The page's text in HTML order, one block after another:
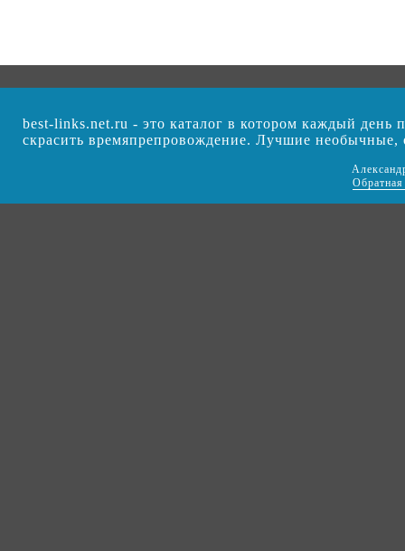
best-links.net.ru - это каталог в котором каждый день
скрасить времяпрепровождение. Лучшие
Обратная